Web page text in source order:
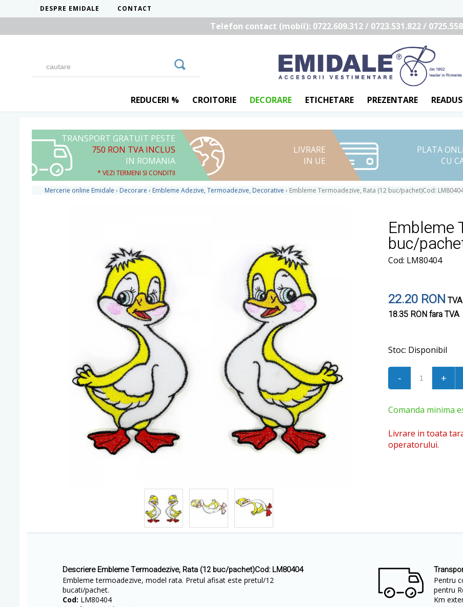
DESPRE EMIDALE CONTACT
Telefon contact (mobil): 0722.609.312 / 0723.531.822 /
REDUCERI % CROITORIE DECORARE ETICHETARE PREZENTARE
TRANSPORT GRATUIT PESTE
750 RON TVA INCLUS
IN ROMANIA
* VEZI TERMENI SI CONDITII
LIVRARE
IN UE
PLATA
CU
Mercerie online Emidale › Decorare › Embleme Adezive, Termoadezive, Decorative › Embleme Termoadezive, Rata (12 buc/pachet)Cod:
Embleme
buc/
Cod: LM80404
22.20 RON
18.35 RONfara TVA
Stoc: Disponibil
- +
Comanda minima
Livrare in toata
operatorului.
Descriere Embleme Termoadezive, Rata (12 buc/pachet)Cod: LM80404
Embleme termoadezive, model rata. Pretul afisat este pretul/12
bucati/pachet.
Cod: LM80404
Pentru
pentru
Km